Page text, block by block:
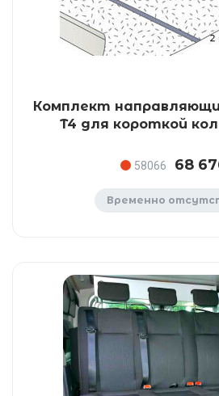
Комплект
T4 для короткой
58066 68
Временно